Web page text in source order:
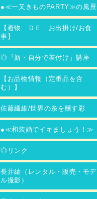
●≪一又きものPARTY≫の風景
【着物 ＤＥ お出掛け/お食
事】
◎『新・自分で着付け』講座
【お品物情報（定番品を含
む）】
佐藤繊維/世界の糸を醸す彩
●≪和装婚でイキましょう！≫
◎リンク
長井紬（レンタル・販売・モデ
ル撮影）